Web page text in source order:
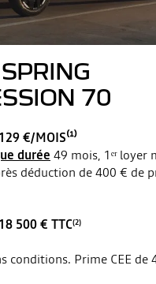
70
€/MOIS⁽¹⁾
durée 49 mois, 1ᵉʳ loyer
déduction de 400 € de
500 € TTC(2)
conditions. Prime CEE de